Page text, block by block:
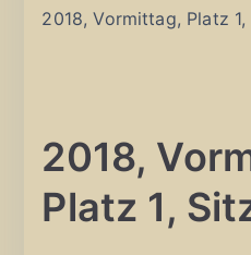
2018, Vormittag, Platz 1,
2018,
Platz 1,